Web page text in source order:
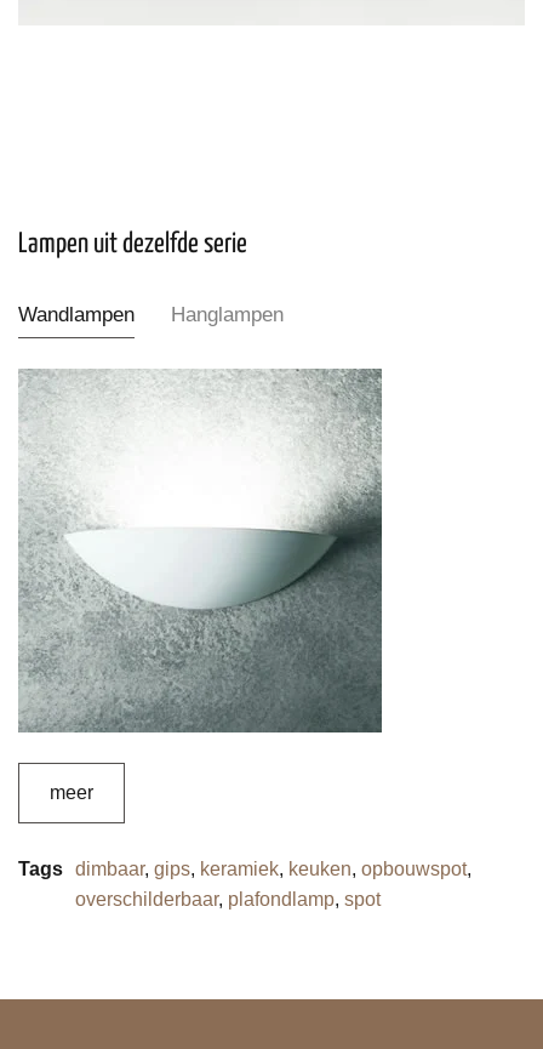
Lampen uit dezelfde serie
Wandlampen Hanglampen
meer
Tags dimbaar, gips, keramiek, keuken, opbouwspot,
overschilderbaar, plafondlamp, spot